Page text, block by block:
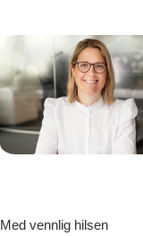
Med vennlig hilsen